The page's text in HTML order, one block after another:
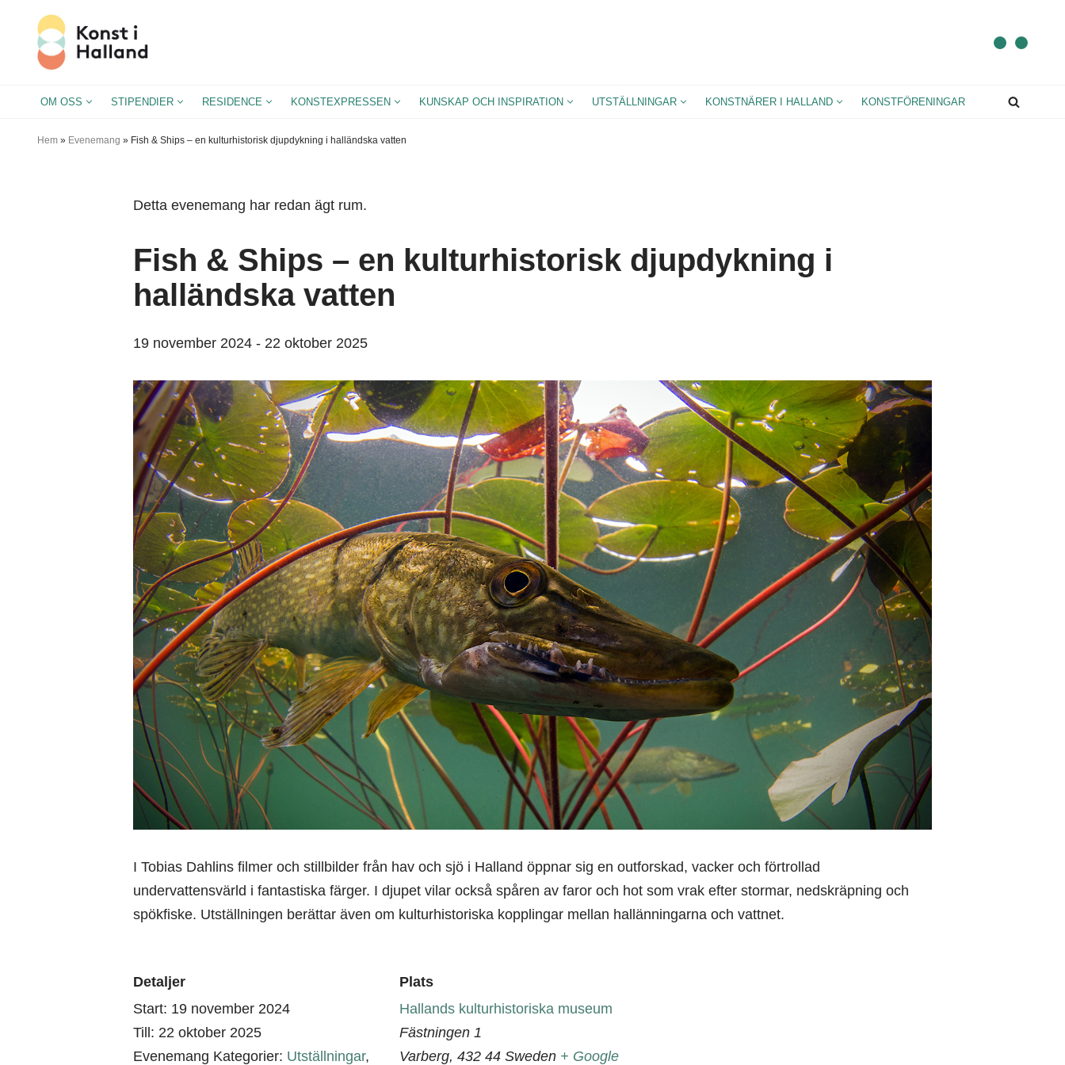
Hoppa
OM OSS STIPENDIER RESIDENCE KONSTEXPRESSEN KUNSKAP OCH INSPIRATION UTSTÄLLNINGAR KONSTNÄRER I HALLAND KONSTFÖRENINGAR
Hem » Evenemang » Fish & Ships – en kulturhistorisk djupdykning i halländska vatten
Detta evenemang har redan ägt rum.
Fish & Ships – en kulturhistorisk djupdykning i
halländska vatten
19 november 2024 - 22 oktober 2025
I Tobias Dahlins filmer och stillbilder från hav och sjö i Halland öppnar sig en outforskad, vacker och förtrollad
undervattensvärld i fantastiska färger. I djupet vilar också spåren av faror och hot som vrak efter stormar, nedskräpning och
spökfiske. Utställningen berättar även om kulturhistoriska kopplingar mellan hallänningarna och vattnet.
Detaljer
Start: 19 november 2024
Till: 22 oktober 2025
Evenemang Kategorier: Utställningar,
Plats
Hallands kulturhistoriska museum
Fästningen 1
Varberg, 432 44 Sweden + Google